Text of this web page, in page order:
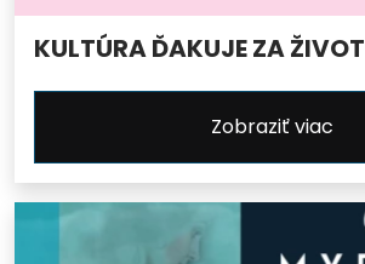
KULTÚRA ĎAKUJE ZA ŽIVOT
Zobraziť viac